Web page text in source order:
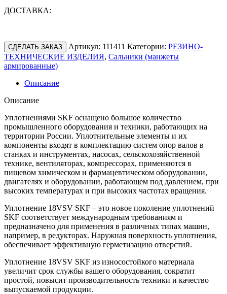
ДОСТАВКА:
СДЕЛАТЬ ЗАКАЗ Артикул: 111411 Категории: РЕЗИНО-
ТЕХНИЧЕСКИЕ ИЗДЕЛИЯ, Сальники (манжеты
армированные)
Описание
Описание
Уплотнениями SKF оснащено большое количество
промышленного оборудования и техники, работающих на
территории России. Уплотнительные элементы и их
компоненты входят в комплектацию систем опор валов в
станках и инструментах, насосах, сельскохозяйственной
технике, вентиляторах, компрессорах, применяются в
пищевом химическом и фармацевтическом оборудовании,
двигателях и оборудовании, работающем под давлением, при
высоких температурах и при высоких частотах вращения.
Уплотнение 18VSV SKF – это новое поколение уплотнений
SKF соответствует международным требованиям и
предназначено для применения в различных типах машин,
например, в редукторах. Наружная поверхность уплотнения,
обеспечивает эффективную герметизацию отверстий.
Уплотнение 18VSV SKF из износостойкого материала
увеличит срок службы вашего оборудования, сократит
простой, повысит производительность техники и качество
выпускаемой продукции.